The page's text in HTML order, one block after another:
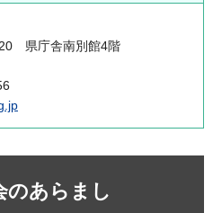
県庁舎南別館4階
のあらまし